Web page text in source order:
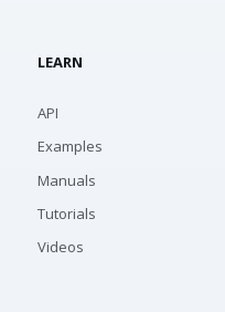
LEARN
API
Examples
Manuals
Tutorials
Videos